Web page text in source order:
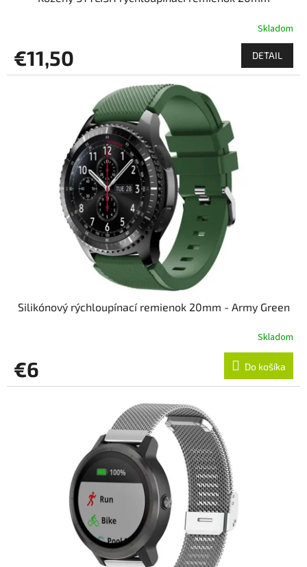
Skladom
€11,50 DETAIL
Silikónový rýchloupínací remienok 20mm - Army Green
Skladom
€6 Do košíka